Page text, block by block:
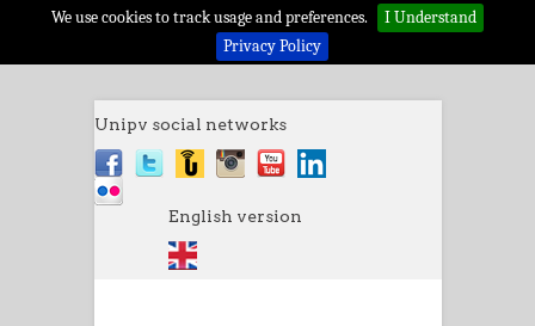
We use cookies to track usage and preferences.
I Understand
Privacy Policy
Unipv social networks
English version